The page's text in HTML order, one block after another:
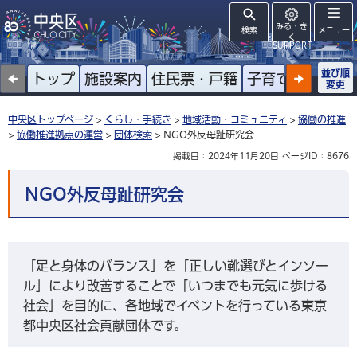
検索
みる・き
く
SUPPORT
メニュー
トップ 施設案内 住民票・戸籍 子育て 高齢者
並び順
変更
中央区トップページ > くらし・手続き > 地域活動・コミュニティ > 協働の推進
> 協働推進拠点の運営 > 団体検索 > NGO外反母趾研究会
掲載日：2024年11月20日 ページID：8676
NGO外反母趾研究会
「足と身体のバランス」を「正しい靴選びとインソー
ル」により改善することで「いつまでも元気に歩ける
社会」を目的に、各地域でイベントを行っている東京
都中央区社会貢献団体です。